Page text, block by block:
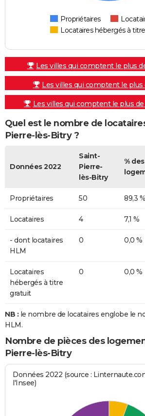
Propriétaires
Locataires hébergés à
Les villes qui comptent le plus
Les villes qui comptent le plus
Les villes qui comptent le plus
Quel est le nombre de
Pierre-lès-Bitry ?
Données 2022
Saint-
Pierre-
lès-Bitry
% des
Propriétaires 50 89,3 %
Locataires 4 7,1 %
- dont locataires
HLM
0 0,0 %
Locataires
hébergés à titre
gratuit
0 0,0 %
NB : le nombre de locataires englobe le
HLM.
Nombre de pièces des
Pierre-lès-Bitry
Données 2022 (source :
l'Insee)